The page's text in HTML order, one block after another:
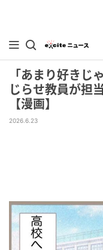
「あまり好きじ
じらせ教員が担
【漫画】
2026.6.23